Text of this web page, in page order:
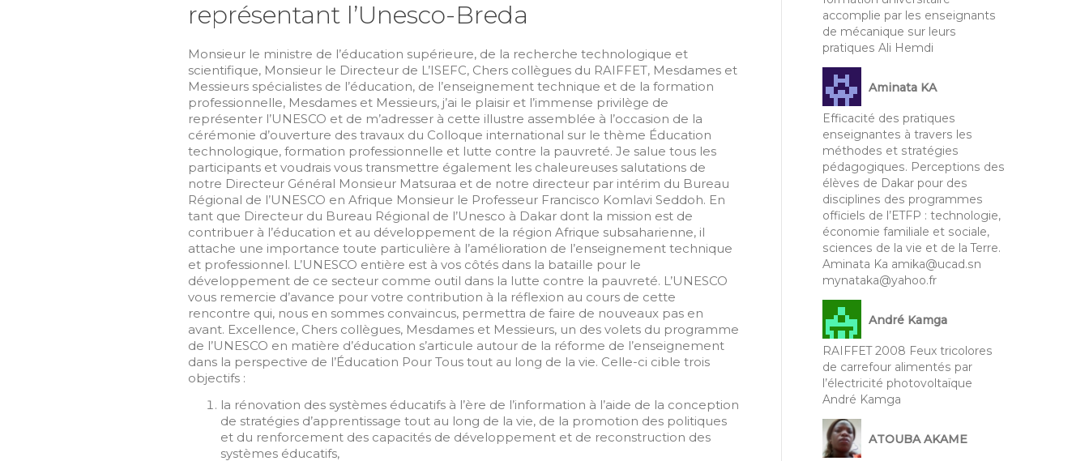
représentant l’Unesco-Breda
Monsieur le ministre de l’éducation supérieure, de la recherche technologique et
scientifique, Monsieur le Directeur de L’ISEFC, Chers collègues du RAIFFET, Mesdames et
Messieurs spécialistes de l’éducation, de l’enseignement technique et de la formation
professionnelle, Mesdames et Messieurs, j’ai le plaisir et l’immense privilège de
représenter l’UNESCO et de m’adresser à cette illustre assemblée à l’occasion de la
cérémonie d’ouverture des travaux du Colloque international sur le thème Éducation
technologique, formation professionnelle et lutte contre la pauvreté. Je salue tous les
participants et voudrais vous transmettre également les chaleureuses salutations de
notre Directeur Général Monsieur Matsuraa et de notre directeur par intérim du Bureau
Régional de l’UNESCO en Afrique Monsieur le Professeur Francisco Komlavi Seddoh. En
tant que Directeur du Bureau Régional de l’Unesco à Dakar dont la mission est de
contribuer à l’éducation et au développement de la région Afrique subsaharienne, il
attache une importance toute particulière à l’amélioration de l’enseignement technique
et professionnel. L’UNESCO entière est à vos côtés dans la bataille pour le
développement de ce secteur comme outil dans la lutte contre la pauvreté. L’UNESCO
vous remercie d’avance pour votre contribution à la réflexion au cours de cette
rencontre qui, nous en sommes convaincus, permettra de faire de nouveaux pas en
avant. Excellence, Chers collègues, Mesdames et Messieurs, un des volets du programme
de l’UNESCO en matière d’éducation s’articule autour de la réforme de l’enseignement
dans la perspective de l’Éducation Pour Tous tout au long de la vie. Celle-ci cible trois
objectifs :
la rénovation des systèmes éducatifs à l’ère de l’information à l’aide de la conception
de stratégies d’apprentissage tout au long de la vie, de la promotion des politiques
et du renforcement des capacités de développement et de reconstruction des
systèmes éducatifs,
accomplie par les enseignants
de mécanique sur leurs
pratiques Ali Hemdi
Aminata KA
Efficacité des pratiques
enseignantes à travers les
méthodes et stratégies
pédagogiques. Perceptions des
élèves de Dakar pour des
disciplines des programmes
officiels de l’ETFP : technologie,
économie familiale et sociale,
sciences de la vie et de la Terre.
Aminata Ka amika@ucad.sn
mynataka@yahoo.fr
André Kamga
RAIFFET 2008 Feux tricolores
de carrefour alimentés par
l’électricité photovoltaïque
André Kamga
ATOUBA AKAME